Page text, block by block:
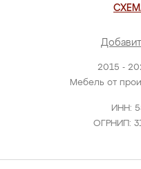
2015 -
Мебель от
ИНН:
ОГРНИП: